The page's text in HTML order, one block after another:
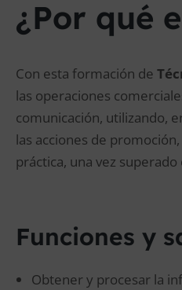
¿Por qué
Con esta formación de
las operaciones
comunicación, utilizando,
las acciones de
práctica, una vez
Funciones y
Obtener y procesar la